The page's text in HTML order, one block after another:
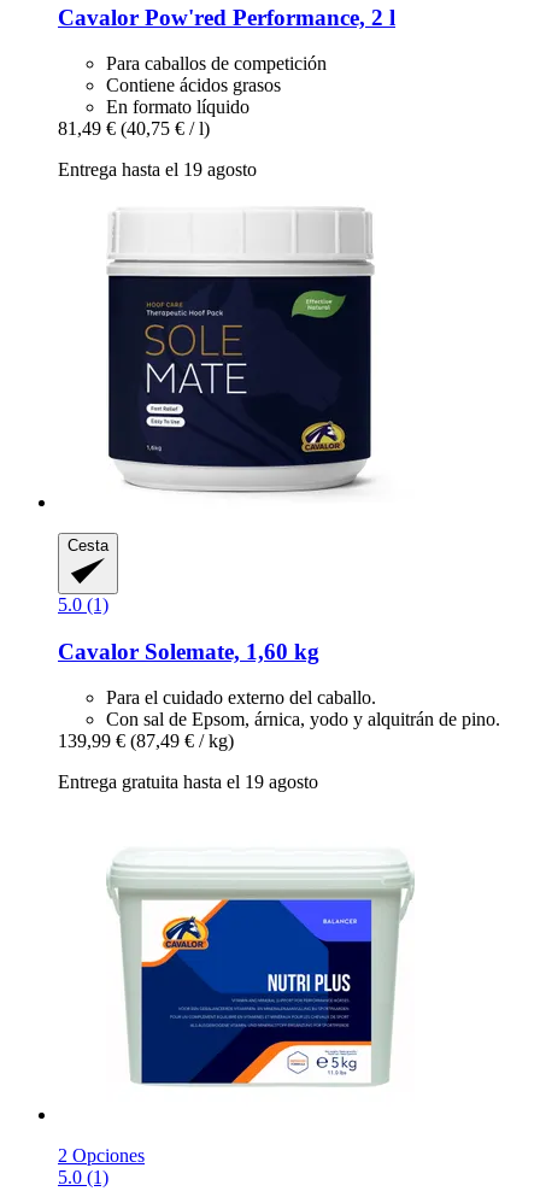
Cavalor Pow'red Performance, 2 l
Para caballos de competición
Contiene ácidos grasos
En formato líquido
81,49 € (40,75 € / l)
Entrega hasta el 19 agosto
Cesta
5.0 (1)
Cavalor Solemate, 1,60 kg
Para el cuidado externo del caballo.
Con sal de Epsom, árnica, yodo y alquitrán de pino.
139,99 € (87,49 € / kg)
Entrega gratuita hasta el 19 agosto
2 Opciones
5.0 (1)